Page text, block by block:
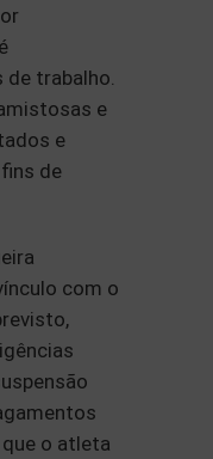
trabalho.
e
e
de
com o
o atleta